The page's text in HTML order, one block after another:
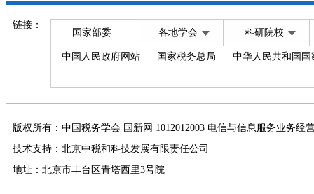
链接：
国家部委 各地学会 科研院校
中国人民政府网站 国家税务总局 中华人民共和国
版权所有：中国税务学会 国新网 1012012003 电信与信息服务业务经
技术支持：北京中税和科技发展有限责任公司
地址：北京市丰台区青塔西里3号院